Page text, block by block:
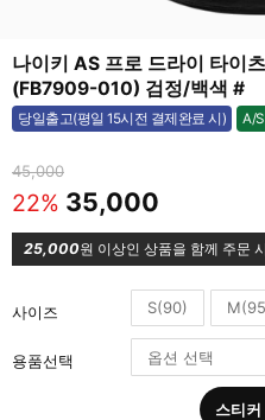
나이키 AS 프로 드라이 타이
(FB7909-010) 검정/백색 #
당일출고(평일 15시전 결제완료 시) A/
45,000
22% 35,000
25,000원 이상인 상품을 함께 주문
사이즈 S(90)
용품선택
스티커